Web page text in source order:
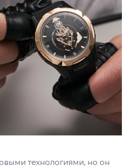
технологиями, но он